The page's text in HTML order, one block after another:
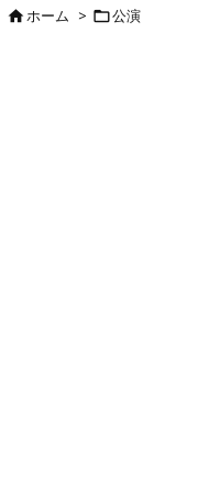
ホーム > 公演